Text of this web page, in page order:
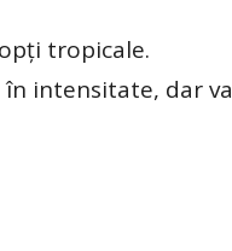
tropicale.
intensitate, dar va